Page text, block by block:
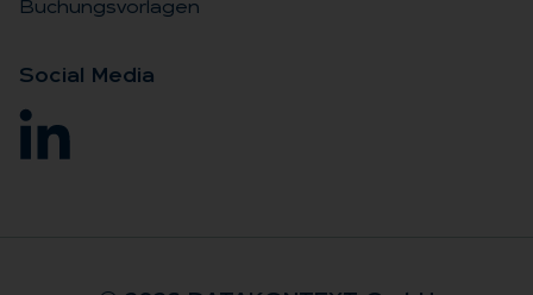
Buchungsvorlagen
So­ci­al Me­dia